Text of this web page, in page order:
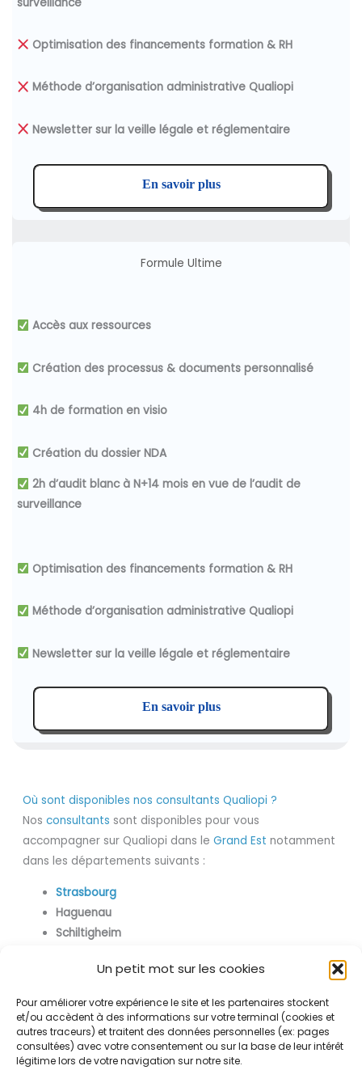
Un petit mot sur les cookies
Pour améliorer votre expérience le site et les partenaires stockent
et/ou accèdent à des informations sur votre terminal (cookies et
autres traceurs) et traitent des données personnelles (ex: pages
consultées) avec votre consentement ou sur la base de leur intérêt
légitime lors de votre navigation sur notre site.
Optimisation des financements formation & RH
Méthode d’organisation administrative Qualiopi
Newsletter sur la veille légale et réglementaire
En savoir plus
Formule Ultime
Accès aux ressources
Création des processus & documents personnalisé
4h de formation en visio
Création du dossier NDA
2h d’audit blanc à N+14 mois en vue de l’audit de
surveillance
Optimisation des financements formation & RH
Méthode d’organisation administrative Qualiopi
Newsletter sur la veille légale et réglementaire
En savoir plus
Où sont disponibles nos consultants Qualiopi ?
Nosconsultants sont disponibles pour vous
accompagner sur Qualiopi dans leGrand Est notamment
dans les départements suivants :
Strasbourg
Haguenau
Schiltigheim
Lingolsheim
Bischheim
Ostwald
Bischwiller